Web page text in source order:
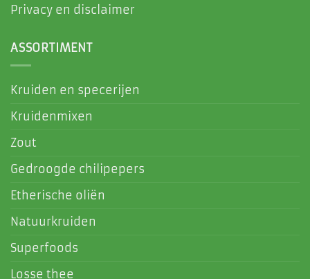
Privacy en disclaimer
ASSORTIMENT
Kruiden en specerijen
Kruidenmixen
Zout
Gedroogde chilipepers
Etherische oliën
Natuurkruiden
Superfoods
Losse thee